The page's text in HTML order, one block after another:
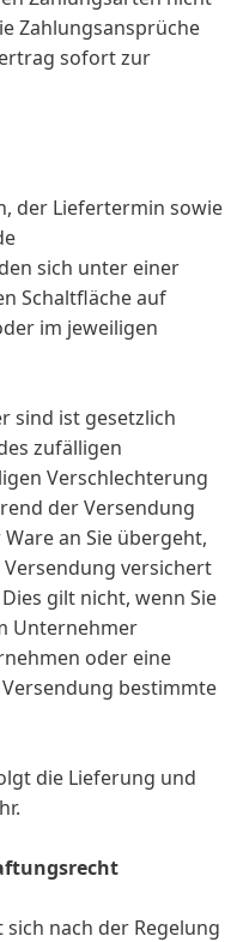
Zahlungsansprüche
sofort zur
der Liefertermin sowie
sich unter einer
Schaltfläche auf
im jeweiligen
sind ist gesetzlich
zufälligen
Verschlechterung
der Versendung
an Sie übergeht,
versichert
gilt nicht, wenn Sie
Unternehmer
oder eine
bestimmte
die Lieferung und
nach der Regelung